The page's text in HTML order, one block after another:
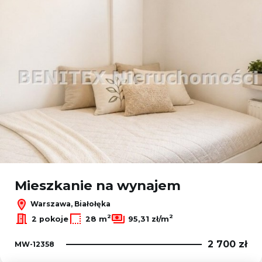
Mieszkanie na wynajem
Warszawa, Białołęka
2 pokoje
28 m2 95,31 zł/m2
MW-12358 2 700 zł